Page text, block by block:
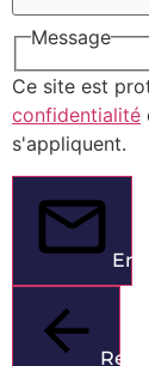
Message
Ce site est
confidentialité
s'appliquent.